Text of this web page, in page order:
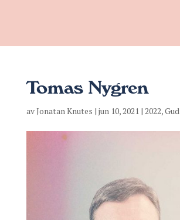
Tomas Nygren
avJonatan Knutes | jun 10, 2021| 2022,